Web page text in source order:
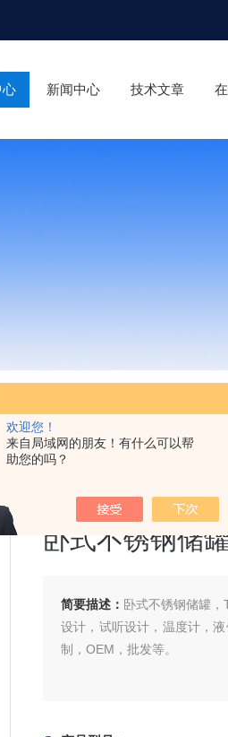
欢迎您！
来自局域网的朋友！有什么可以帮
助您的吗？
心 新闻中心 技术文章
设备，喷雾干燥仪
卧式不锈钢储
简要描述： 卧式不锈钢储罐
设计，试听设计，温度计，
制，OEM，批发等。